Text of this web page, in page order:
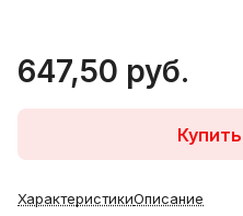
647,50 руб.
ХарактеристикиОписание